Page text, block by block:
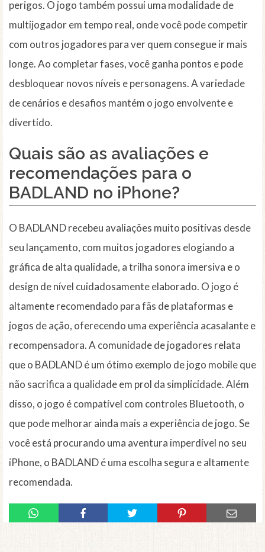
perigos. O jogo também possui uma modalidade de
multijogador em tempo real, onde você pode competir
com outros jogadores para ver quem consegue ir mais
longe. Ao completar fases, você ganha pontos e pode
desbloquear novos níveis e personagens. A variedade
de cenários e desafios mantém o jogo envolvente e
divertido.
Quais são as avaliações e
recomendações para o
BADLAND no iPhone?
O BADLAND recebeu avaliações muito positivas desde
seu lançamento, com muitos jogadores elogiando a
gráfica de alta qualidade, a trilha sonora imersiva e o
design de nível cuidadosamente elaborado. O jogo é
altamente recomendado para fãs de plataformas e
jogos de ação, oferecendo uma experiência acasalante e
recompensadora. A comunidade de jogadores relata
que o BADLAND é um ótimo exemplo de jogo mobile que
não sacrifica a qualidade em prol da simplicidade. Além
disso, o jogo é compatível com controles Bluetooth, o
que pode melhorar ainda mais a experiência de jogo. Se
você está procurando uma aventura imperdível no seu
iPhone, o BADLAND é uma escolha segura e altamente
recomendada.